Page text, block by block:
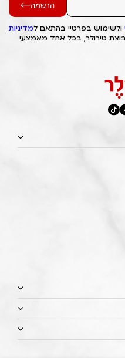
הרשמה
ולשימוש בפרטיי בהתאם למדיניות
טירולר, בכל אחד מאמצעי